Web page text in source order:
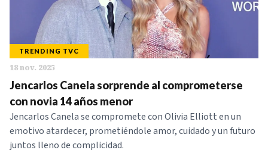
IR
NOTICIAS
SERIES
TRENDING TVC
18 nov. 2025
Jencarlos Canela sorprende al comprometerse
con novia 14 años menor
Jencarlos Canela se compromete con Olivia Elliott en un
emotivo atardecer, prometiéndole amor, cuidado y un futuro
juntos lleno de complicidad.